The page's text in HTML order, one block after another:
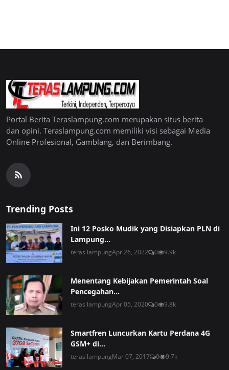
Portal Berita Teraslampung.com merupakan situs berita
dan opini. Teraslampung.com memiliki visi sebagai Media
Online Profesional, Gamblang, dan Berimbang.
Trending Posts
Ini 12 Posko Mudik yang Disiapkan PLN di
Lampung...
teras lampungApr 26, 2022 0 9.9k
Menentang Kebijakan Pemerintah Soal
Pencegahan...
teras lampungApr 05, 2020 0 9.8k
Smartfren Luncurkan Kartu Perdana 4G
GSM+ di...
teras lampungMar 07, 2017 0 9.7k